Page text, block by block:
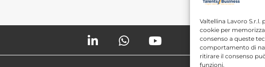
Valtellina Lavoro
cookie per
consenso a queste
comportamento di
ritirare il consenso
funzioni.